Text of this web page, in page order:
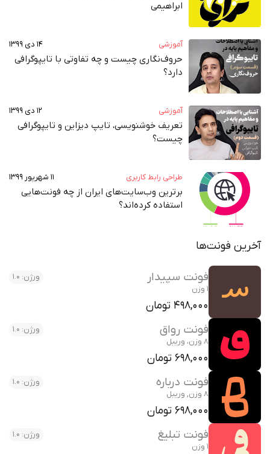
ابراهیمی
آموزشی ۱۴ دی ۱۳۹۹
حروف‌نگاری چیست و چه تفاوتی با تایپوگرافی
دارد؟
آموزشی ۱۲ دی ۱۳۹۹
تعریف خوشنویسی، تایپ دیزاین و تایپوگرافی
چیست؟
طراحی رابط کاربری ۱۱ شهریور ۱۳۹۹
برترین وب‌سایت‌های ایران از چه فونت‌هایی
استفاده کرده‌اند؟
آخرین فونت‌ها
فونت سپیدار
ورژن: 1.0
1 وزن
498,000 تومان
فونت رواق
ورژن: 1.0
8 وزن، وریبل
698,000 تومان
فونت درباره
ورژن: 1.0
8 وزن, وریبل
698,000 تومان
فونت تبلیغ
ورژن: 1.0
1 وزن